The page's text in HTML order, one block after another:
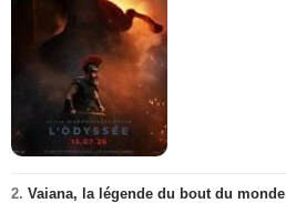
2. Vaiana, la légende du bout du monde